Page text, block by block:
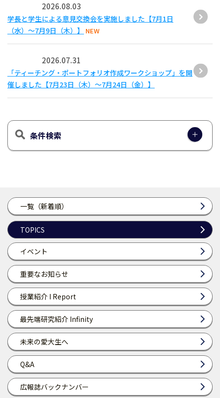
一覧（新着順）
TOPICS
イベント
重要なお知らせ
授業紹介 I Report
最先端研究紹介 Infinity
未来の愛大生へ
Q&A
広報誌バックナンバー
2026.08.03
学長と学生による意見交換会を実施しました【7月1日
（水）～7月9日（木）】
NEW
2026.07.31
「ティーチング・ポートフォリオ作成ワークショップ」を開
催しました【7月23日（木）～7月24日（金）】
条件検索